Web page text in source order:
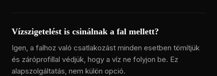
Vízszigetelést is csinálnak a fal mellett?
Igen, a falhoz való csatlakozást minden esetben tömítjük
és záróprofillal védjük, hogy a víz ne folyjon be. Ez
alapszolgáltatás, nem külön opció.